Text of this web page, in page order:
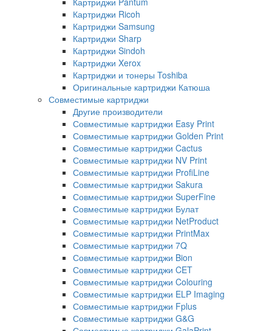
Картриджи Ricoh
Картриджи Samsung
Картриджи Sharp
Картриджи Sindoh
Картриджи Xerox
Картриджи и тонеры Toshiba
Оригинальные картриджи Катюша
Совместимые картриджи
Другие производители
Совместимые картриджи Easy Print
Совместимые картриджи Golden Print
Совместимые картриджи Cactus
Совместимые картриджи NV Print
Совместимые картриджи ProfiLine
Совместимые картриджи Sakura
Совместимые картриджи SuperFine
Совместимые картриджи Булат
Совместимые картриджи NetProduct
Совместимые картриджи PrintMax
Совместимые картриджи 7Q
Совместимые картриджи Bion
Совместимые картриджи CET
Совместимые картриджи Colouring
Совместимые картриджи ELP Imaging
Совместимые картриджи Fplus
Совместимые картриджи G&G